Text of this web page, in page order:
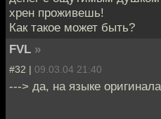
хрен проживешь!
Как такое может быть?
FVL »
#32 | 09.03.04 21:40
---> да, на языке